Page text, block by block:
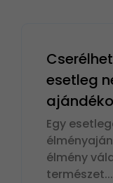
esetleg
Egy
élmény
természet...